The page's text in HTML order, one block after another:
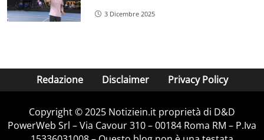
3 Dicembre 2025
Redazione Disclaimer Privacy Policy
Copyright © 2025 Notiziein.it proprietà di D&D
PowerWeb Srl – Via Cavour 310 – 00184 Roma RM – P.Iva